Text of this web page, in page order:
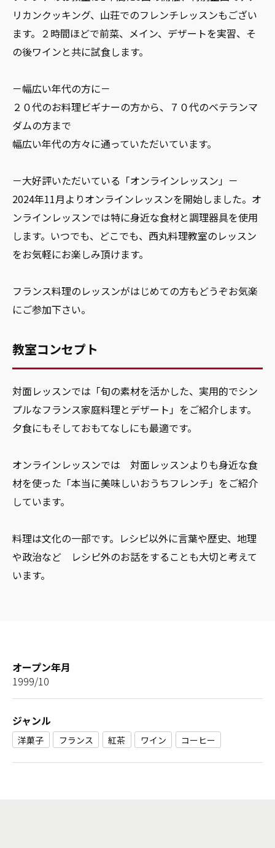
リカンクッキング、山荘でのフレンチレッスンもござい
ます。２時間ほどで前菜、メイン、デザートを実習、そ
の後ワインと共に試食します。
－幅広い年代の方に－
２０代のお料理ビギナーの方から、７０代のベテランマ
ダムの方まで
幅広い年代の方々に通っていただいています。
－大好評いただいている「オンラインレッスン」－
2024年11月よりオンラインレッスンを開始しました。オ
ンラインレッスンでは特に身近な食材と調理器具を使用
します。いつでも、どこでも、西丸料理教室のレッスン
をお気軽にお楽しみ頂けます。
フランス料理のレッスンがはじめての方もどうぞお気楽
にご参加下さい。
教室コンセプト
対面レッスンでは「旬の素材を活かした、実用的でシン
プルなフランス家庭料理とデザート」をご紹介します。
夕食にもそしておもてなしにも最適です。
オンラインレッスンでは 対面レッスンよりも身近な食
材を使った「本当に美味しいおうちフレンチ」をご紹介
しています。
料理は文化の一部です。レシピ以外に言葉や歴史、地理
や政治など レシピ外のお話をすることも大切と考えて
います。
オープン年月
1999/10
ジャンル
洋菓子 フランス 紅茶 ワイン コーヒー